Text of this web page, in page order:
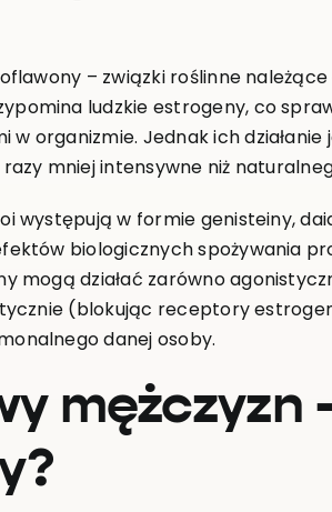
– związki roślinne
ludzkie estrogeny, co
w organizmie. Jednak ich działanie
razy mniej intensywne niż
występują w formie genisteiny,
biologicznych spożywania
mogą działać zarówno
(blokując receptory
danej osoby.
mężczyzn